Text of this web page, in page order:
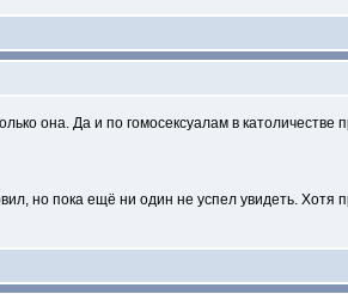
она. Да и по гомосексуалам в католичестве
но пока ещё ни один не успел увидеть.